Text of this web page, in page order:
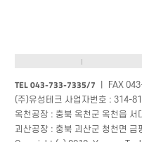
TEL 043-733-7335/7 ㅣ FAX
(주)유성테크 사업자번호 : 314-
옥천공장 : 충북 옥천군 옥천읍
괴산공장 : 충북 괴산군 청천면